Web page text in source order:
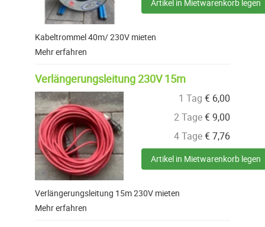
Artikel in Mietwarenkorb legen
Kabeltrommel 40m/ 230V mieten
Mehr erfahren
Verlängerungsleitung 230V 15m
1 Tag € 6,00
2 Tage€9,00
4 Tage€7,76
Artikel in Mietwarenkorb legen
Verlängerungsleitung 15m 230V mieten
Mehr erfahren